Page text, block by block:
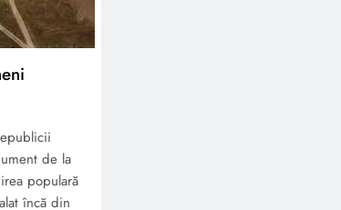
de la
populară
încă din